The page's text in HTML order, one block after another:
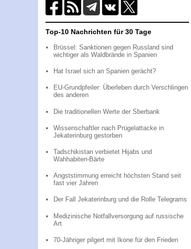
Top-10 Nachrichten für 30 Tage
Brüssel: Sanktionen gegen Russland sind
wichtiger als Waldbrände in Spanien
Hat Israel sich an Spanien gerächt?
EU-Grundpfeiler: Überleben durch Verschlingen
des anderen
Die traditionellen Werte der Sberbank
Wissenschaftler nach Prügelattacke in
Jekaterinburg gestorben
Tadschikistan verbietet Hijabs und
Wahhabiten-Bärte
Angststimmung erreicht höchsten Stand seit
fast vier Jahren
Der Fall Jekaterinburg und die Rolle Telegrams
Medizinische Notfallversorgung auf russische
Art
70-Jähriger pilgert mit Ikone für den Frieden